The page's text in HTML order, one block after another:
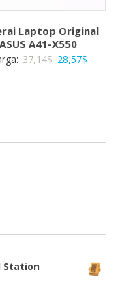
Laptop Original
ASUS A41-X550
37,14$ Harga
28,57$Harga
Station